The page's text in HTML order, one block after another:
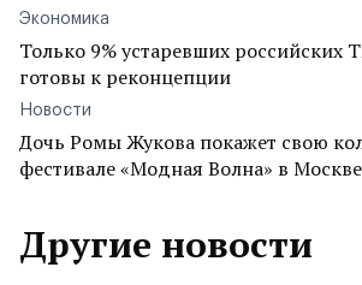
Экономика
Только 9% устаревших российских
готовы к реконцепции
Новости
Дочь Ромы Жукова покажет свою
фестивале «Модная Волна» в Москве
Другие новости